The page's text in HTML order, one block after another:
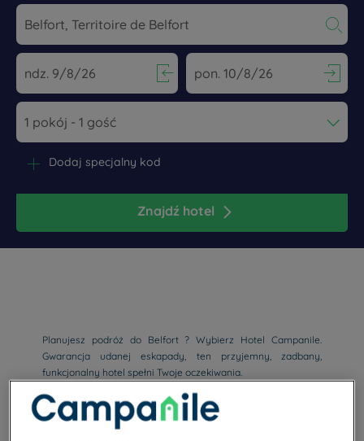
Navigate forward to interact with the calendar and select a
Navigate backward to interact
Znajdź hotel
Dodaj specjalny kod
Planujesz podróż do Belfort ? Wybierz Hotel Campanile.
Gwarancja udanej eskapady, ten przyjemny, zadbany,
funkcjonalny hotel spełni Twoje oczekiwania.